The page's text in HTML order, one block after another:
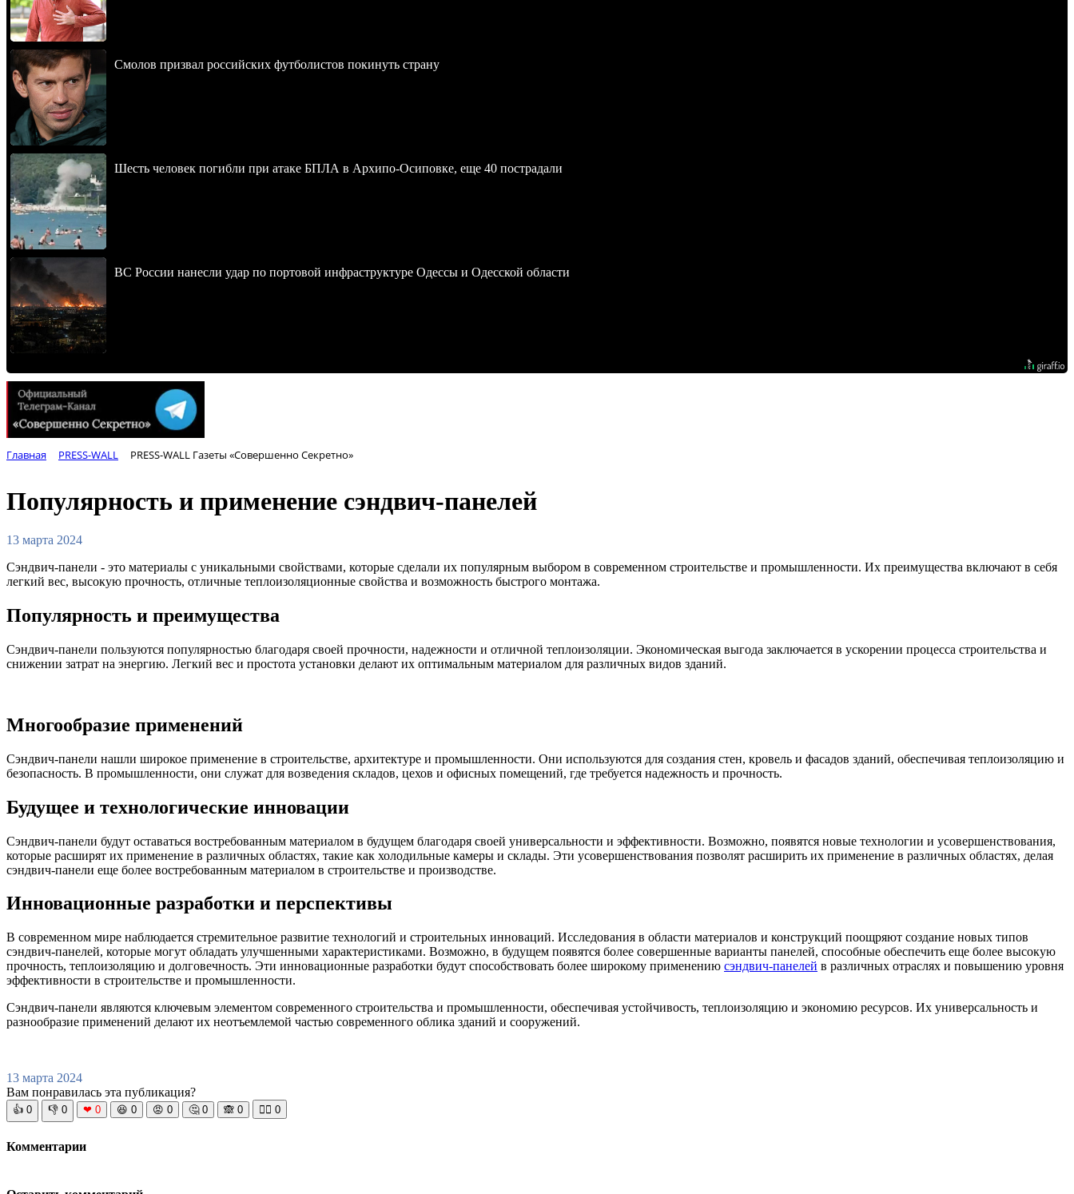
Смолов призвал российских футболистов покинуть страну
Шесть человек погибли при атаке БПЛА в Архипо-Осиповке, еще 40 пострадали
ВС России нанесли удар по портовой инфраструктуре Одессы и Одесской области
Главная PRESS-WALL PRESS-WALL Газеты «Совершенно Секретно»
Популярность и применение сэндвич-панелей
13 марта 2024
Сэндвич-панели - это материалы с уникальными свойствами, которые сделали их популярным выбором в современном строительстве и промышленности. Их преимущества включают в себя
легкий вес, высокую прочность, отличные теплоизоляционные свойства и возможность быстрого монтажа.
Популярность и преимущества
Сэндвич-панели пользуются популярностью благодаря своей прочности, надежности и отличной теплоизоляции. Экономическая выгода заключается в ускорении процесса строительства и
снижении затрат на энергию. Легкий вес и простота установки делают их оптимальным материалом для различных видов зданий.
Многообразие применений
Сэндвич-панели нашли широкое применение в строительстве, архитектуре и промышленности. Они используются для создания стен, кровель и фасадов зданий, обеспечивая теплоизоляцию и
безопасность. В промышленности, они служат для возведения складов, цехов и офисных помещений, где требуется надежность и прочность.
Будущее и технологические инновации
Сэндвич-панели будут оставаться востребованным материалом в будущем благодаря своей универсальности и эффективности. Возможно, появятся новые технологии и усовершенствования,
которые расширят их применение в различных областях, такие как холодильные камеры и склады. Эти усовершенствования позволят расширить их применение в различных областях, делая
сэндвич-панели еще более востребованным материалом в строительстве и производстве.
Инновационные разработки и перспективы
В современном мире наблюдается стремительное развитие технологий и строительных инноваций. Исследования в области материалов и конструкций поощряют создание новых типов
сэндвич-панелей, которые могут обладать улучшенными характеристиками. Возможно, в будущем появятся более совершенные варианты панелей, способные обеспечить еще более высокую
прочность, теплоизоляцию и долговечность. Эти инновационные разработки будут способствовать более широкому применению сэндвич-панелей в различных отраслях и повышению уровня
эффективности в строительстве и промышленности.
Сэндвич-панели являются ключевым элементом современного строительства и промышленности, обеспечивая устойчивость, теплоизоляцию и экономию ресурсов. Их универсальность и
разнообразие применений делают их неотъемлемой частью современного облика зданий и сооружений.
13 марта 2024
Вам понравилась эта публикация?
👍 0 👎 0 ❤ 0 😆 0 😡 0 🤔 0 🙈 0 🧘‍♀️ 0
Комментарии